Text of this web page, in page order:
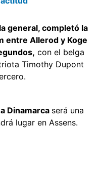
general, completó la
entre Allerod y Koge
con el belga
Timothy Dupont
Dinamarca será una
lugar en Assens.